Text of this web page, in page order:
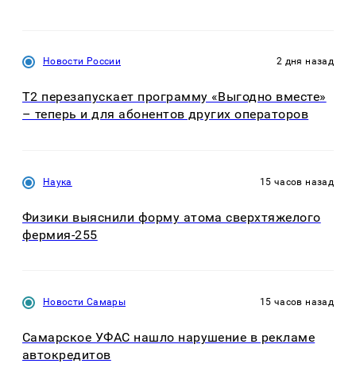
Новости России 2 дня назад
Т2 перезапускает программу «Выгодно вместе»
– теперь и для абонентов других операторов
Наука 15 часов назад
Физики выяснили форму атома сверхтяжелого
фермия-255
Новости Самары 15 часов назад
Самарское УФАС нашло нарушение в рекламе
автокредитов